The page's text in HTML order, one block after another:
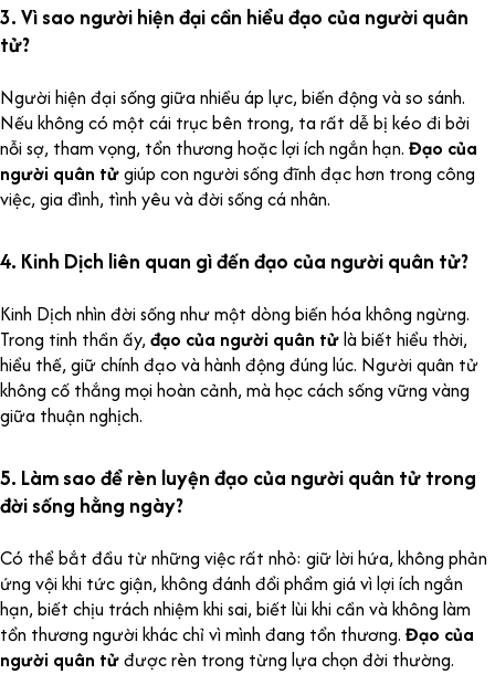
3. Vì sao người hiện đại cần hiểu đạo của người quân
tử?
Người hiện đại sống giữa nhiều áp lực, biến động và so sánh.
Nếu không có một cái trục bên trong, ta rất dễ bị kéo đi bởi
nỗi sợ, tham vọng, tổn thương hoặc lợi ích ngắn hạn. Đạo của
người quân tửgiúp con người sống đĩnh đạc hơn trong công
việc, gia đình, tình yêu và đời sống cá nhân.
4. Kinh Dịch liên quan gì đến đạo của người quân tử?
Kinh Dịch nhìn đời sống như một dòng biến hóa không ngừng.
Trong tinh thần ấy, đạo của người quân tửlà biết hiểu thời,
hiểu thế, giữ chính đạo và hành động đúng lúc. Người quân tử
không cố thắng mọi hoàn cảnh, mà học cách sống vững vàng
giữa thuận nghịch.
5. Làm sao để rèn luyện đạo của người quân tử trong
đời sống hằng ngày?
Có thể bắt đầu từ những việc rất nhỏ: giữ lời hứa, không phản
ứng vội khi tức giận, không đánh đổi phẩm giá vì lợi ích ngắn
hạn, biết chịu trách nhiệm khi sai, biết lùi khi cần và không làm
tổn thương người khác chỉ vì mình đang tổn thương. Đạo của
người quân tửđược rèn trong từng lựa chọn đời thường.